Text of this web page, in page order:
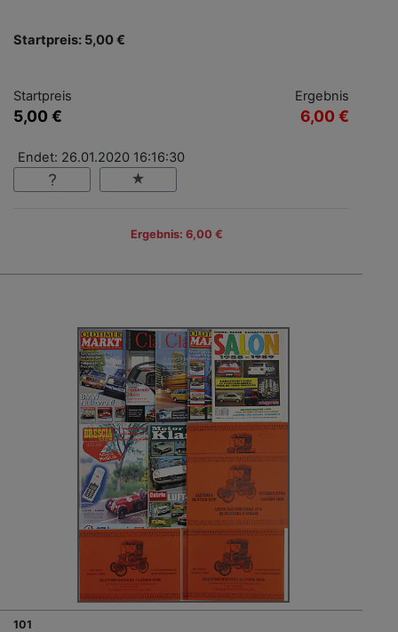
Startpreis: 5,00 €
Startpreis
5,00 €
Ergebnis
6,00 €
Endet: 26.01.2020 16:16:30
Ergebnis: 6,00 €
101